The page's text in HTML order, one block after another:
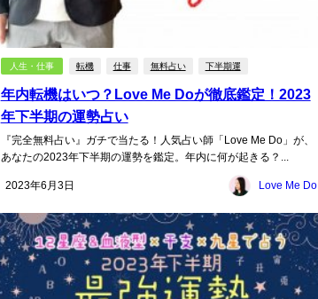
人生・仕事 転機 仕事 無料占い 下半期運
年内転機はいつ？Love Me Doが徹底鑑定！2023
年下半期の運勢占い
『完全無料占い』ガチで当たる！人気占い師「Love Me Do」が、
あなたの2023年下半期の運勢を鑑定。年内に何が起きる？...
2023年6月3日 Love Me Do